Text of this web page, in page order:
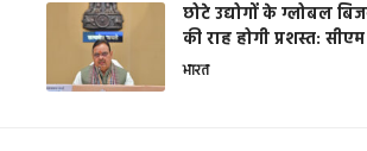
छोटे उद्योगों के ग्लोबल
की राह होगी प्रशस्त: सीएम
भारत